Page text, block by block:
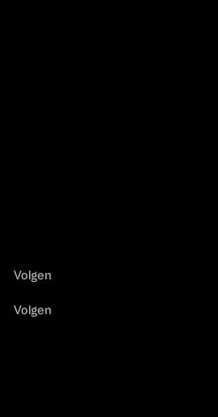
Volgen
Volgen